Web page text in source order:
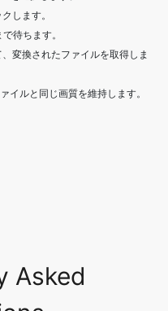
イルと同じ画質を維持します。